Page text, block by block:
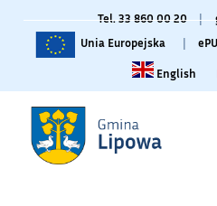
Tel. 33 860 00 20 |
Unia Europejska
|
ChangeEnglish